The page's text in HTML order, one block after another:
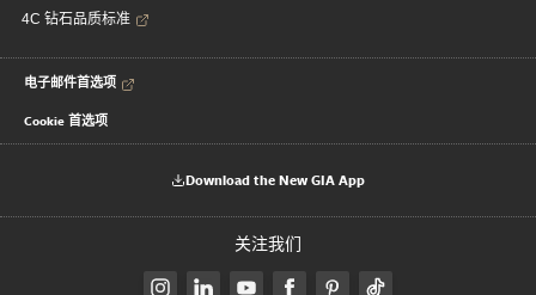
4C 钻石品质标准
电子邮件首选项
Cookie 首选项
Download the New GIA App
关注我们